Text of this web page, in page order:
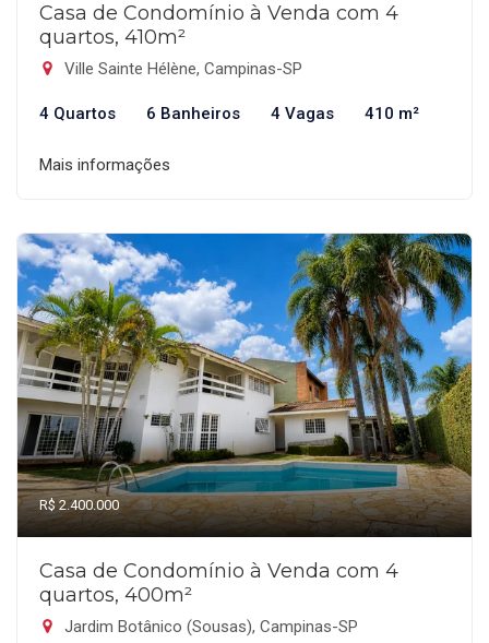
Casa de Condomínio à Venda com 4
quartos, 410m²
Ville Sainte Hélène, Campinas-SP
4 Quartos 6 Banheiros 4 Vagas 410 m²
Mais informações
R$ 2.400.000
Casa de Condomínio à Venda com 4
quartos, 400m²
Jardim Botânico (Sousas), Campinas-SP